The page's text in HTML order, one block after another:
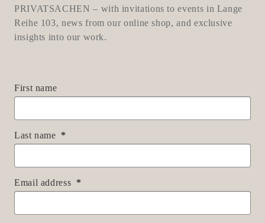
PRIVATSACHEN – with invitations to events in Lange
Reihe 103, news from our online shop, and exclusive
insights into our work.
First name
Last name
Email address